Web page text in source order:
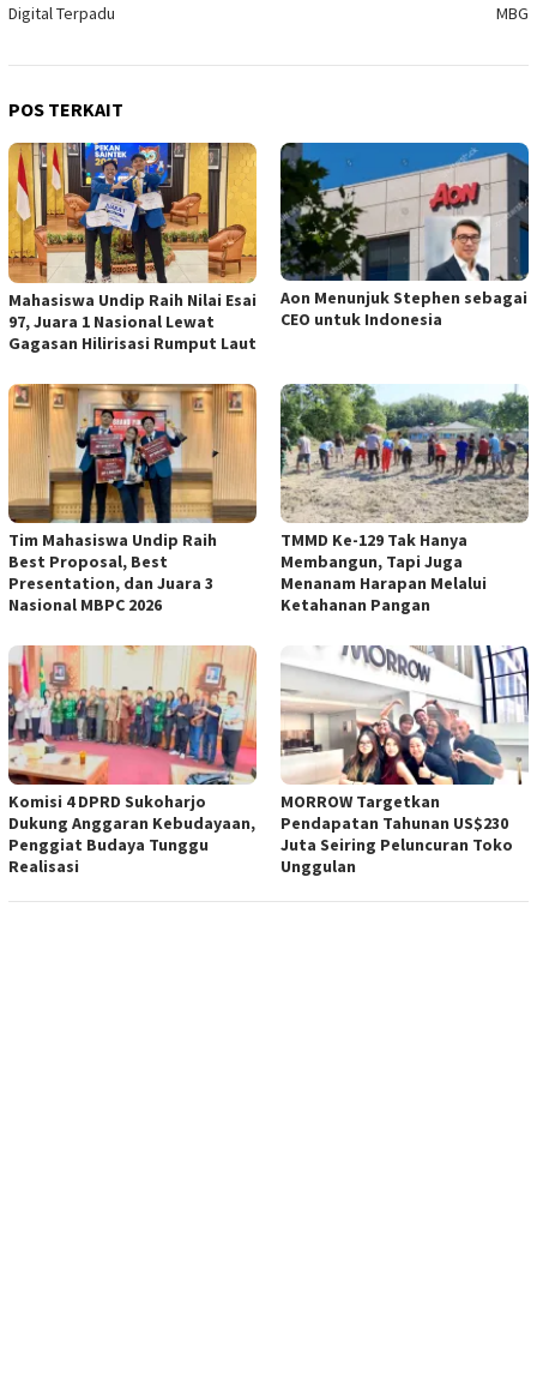
Digital Terpadu
MBG
POS TERKAIT
Mahasiswa Undip Raih Nilai Esai
97, Juara 1 Nasional Lewat
Gagasan Hilirisasi Rumput Laut
Aon Menunjuk Stephen sebagai
CEO untuk Indonesia
Tim Mahasiswa Undip Raih
Best Proposal, Best
Presentation, dan Juara 3
Nasional MBPC 2026
TMMD Ke-129 Tak Hanya
Membangun, Tapi Juga
Menanam Harapan Melalui
Ketahanan Pangan
Komisi 4 DPRD Sukoharjo
Dukung Anggaran Kebudayaan,
Penggiat Budaya Tunggu
Realisasi
MORROW Targetkan
Pendapatan Tahunan US$230
Juta Seiring Peluncuran Toko
Unggulan